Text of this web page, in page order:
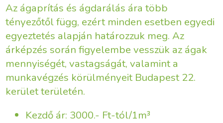
Az ágaprítás és ágdarálás ára több
tényezőtől függ, ezért minden esetben egyedi
egyeztetés alapján határozzuk meg. Az
árképzés során figyelembe vesszük az ágak
mennyiségét, vastagságát, valamint a
munkavégzés körülményeit Budapest 22.
kerület területén.
Kezdő ár: 3000.- Ft-tól/1m³